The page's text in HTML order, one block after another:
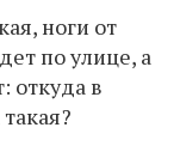
ноги от
по улице, а
откуда в